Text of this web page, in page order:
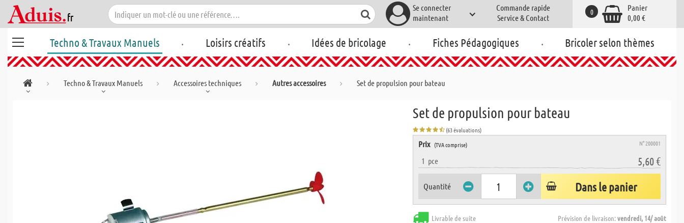
Se connecter
maintenant
Commande rapide
Service & Contact
Panier
0,00 €
0
Techno & Travaux Manuels . Loisirs créatifs . Idées de bricolage . Fiches Pédagogiques . Bricoler selon thèmes
Techno & Travaux Manuels Accessoires techniques Autres accessoires Set de propulsion pour bateau
Set de propulsion pour bateau
(63 évaluations)
Prix (TVA comprise) N° 200001
1 pce 5,60 €
Quantité Dans le panier
Livrable de suite Prévision de livraison:vendredi, 14/ août